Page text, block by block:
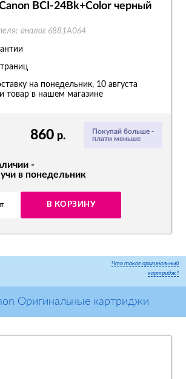
Покупай больше -
плати меньше
860 р.
-
в понедельник
В КОРЗИНУ
BCI-24Bk+Color черный
аналог 6881A064
на понедельник, 10 августа
товар в нашем магазине
Что такое оригинальный
картридж?
Оригинальные картриджи